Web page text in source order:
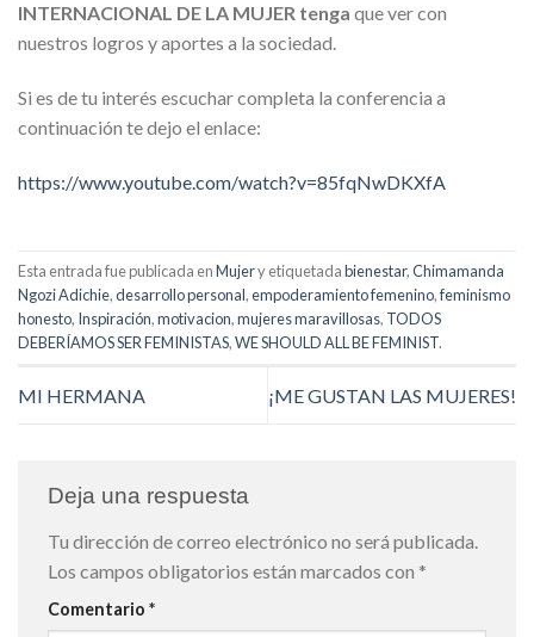
INTERNACIONAL DE LA MUJER tenga que ver con
nuestros logros y aportes a la sociedad.
Si es de tu interés escuchar completa la conferencia a
continuación te dejo el enlace:
https://www.youtube.com/watch?v=85fqNwDKXfA
Esta entrada fue publicada enMujery etiquetadabienestar,Chimamanda
Ngozi Adichie,desarrollo personal,empoderamiento femenino,feminismo
honesto, Inspiración,motivacion,mujeres maravillosas, TODOS
DEBERÍAMOS SER FEMINISTAS,WE SHOULD ALL BE FEMINIST.
MI HERMANA ¡ME GUSTAN LAS MUJERES!
Deja una respuesta
Tu dirección de correo electrónico no será publicada.
Los campos obligatorios están marcados con *
Comentario *